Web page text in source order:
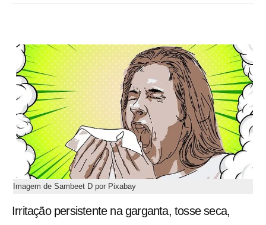
Imagem de Sambeet D por Pixabay
Irritação persistente na garganta, tosse seca,